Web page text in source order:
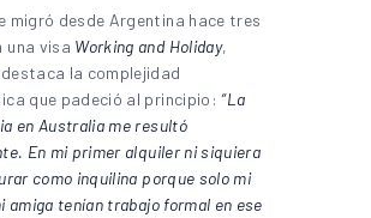
migró desde Argentina hace tres
una visa Working and Holiday,
la complejidad
que padeció al principio:“La
en Australia me resultó
En mi primer alquiler ni siquiera
como inquilina porque solo mi
amiga tenían trabajo formal en ese